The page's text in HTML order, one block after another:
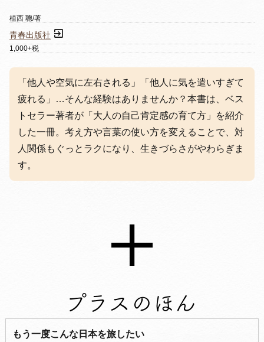
植西 聰/著
青春出版社
1,000+税
「他人や空気に左右される」「他人に気を遣いすぎて
疲れる」…そんな経験はありませんか？本書は、ベス
トセラー著者が「大人の自己肯定感の育て方」を紹介
した一冊。考え方や言葉の使い方を変えることで、対
人関係もぐっとラクになり、生きづらさがやわらぎま
す。
もう一度こんな日本を旅したい